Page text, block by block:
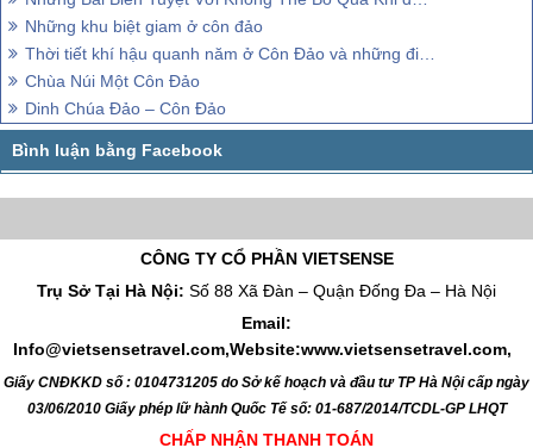
Những khu biệt giam ở côn đảo
Thời tiết khí hậu quanh năm ở Côn Đảo và những điều bạn cần biết
Chùa Núi Một Côn Đảo
Dinh Chúa Đảo – Côn Đảo
CÔNG TY CỔ PHẦN VIETSENSE
Trụ Sở Tại Hà Nội: Số 88 Xã Đàn – Quận Đống Đa – Hà Nội
Email:
Info@vietsensetravel.com,Website:www.vietsensetravel.com,
Giấy CNĐKKD số : 0104731205 do Sở kế hoạch và đầu tư TP Hà Nội cấp ngày
03/06/2010 Giấy phép lữ hành Quốc Tế số: 01-687/2014/TCDL-GP LHQT
CHẤP NHẬN THANH TOÁN